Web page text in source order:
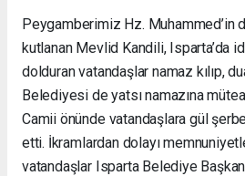
Peygamberimiz Hz. Muhammed’in
kutlanan Mevlid Kandili, Isparta’da
dolduran vatandaşlar namaz kılıp,
Belediyesi de yatsı namazına
Camii önünde vatandaşlara gül
etti. İkramlardan dolayı
vatandaşlar Isparta Belediye